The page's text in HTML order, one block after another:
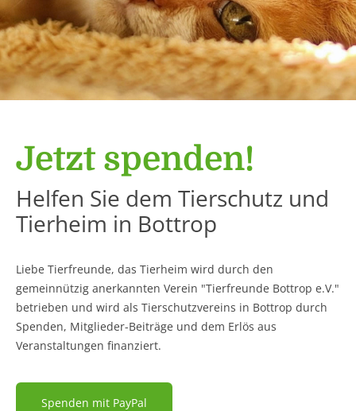
Jetzt spenden!
Helfen Sie dem Tierschutz und
Tierheim in Bottrop
Liebe Tierfreunde, das Tierheim wird durch den
gemeinnützig anerkannten Verein "Tierfreunde Bottrop e.V."
betrieben und wird als Tierschutzvereins in Bottrop durch
Spenden, Mitglieder-Beiträge und dem Erlös aus
Veranstaltungen finanziert.
Spenden mit PayPal